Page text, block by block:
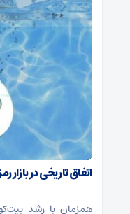
اتفاق تاریخی در
همزمان با رشد